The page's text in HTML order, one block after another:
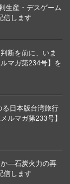
生産・デスゲーム
信します
断を前に、いま
マガ第234号】を
る日本版台湾旅行
ルマガ第233号】
か―石炭火力の再
信します